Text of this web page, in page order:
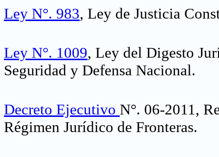
Ley N°. 983, Ley de Justicia
Ley N°. 1009, Ley del Digesto
Seguridad y Defensa Nacional.
Decreto Ejecutivo N°. 06-2011,
Régimen Jurídico de Fronteras.